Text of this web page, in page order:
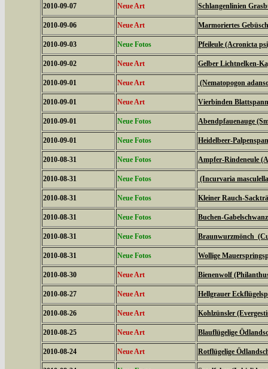
2010-09-07 Neue Art Schlangenlinien
2010-09-06 Neue Art Marmoriertes
2010-09-03 Neue Fotos Pfeileule (Acronicta
2010-09-02 Neue Art Gelber Lichtnelken-
2010-09-01 Neue Art (Nematopogon
2010-09-01 Neue Art Vierbinden
2010-09-01 Neue Fotos Abendpfauenauge
2010-09-01 Neue Fotos Heidelbeer-
2010-08-31 Neue Fotos Ampfer-Rindeneule
2010-08-31 Neue Fotos (Incurvaria
2010-08-31 Neue Fotos Kleiner Rauch-
2010-08-31 Neue Fotos Buchen-
2010-08-31 Neue Fotos Braunwurzmönch
2010-08-31 Neue Fotos Wollige
2010-08-30 Neue Art Bienenwolf
2010-08-27 Neue Art Hellgrauer
2010-08-26 Neue Art Kohlzünsler
2010-08-25 Neue Art Blauflügelige
2010-08-24 Neue Art Rotflügelige